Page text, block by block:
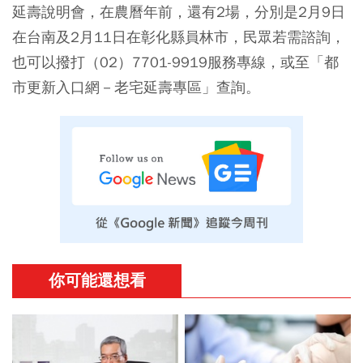
延壽說明會，在農曆年前，還有2場，分別是2月9日
在台南及2月11日在彰化縣員林市，民眾若需諮詢，
也可以撥打（02）7701-9919服務專線，或至「都
市更新入口網－老宅延壽專區」查詢。